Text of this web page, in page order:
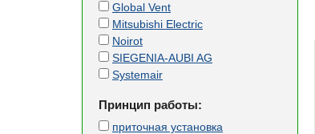
Global Vent
Mitsubishi Electric
Noirot
SIEGENIA-AUBI AG
Systemair
Принцип работы:
приточная установка